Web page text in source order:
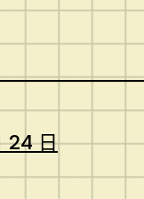
24 日